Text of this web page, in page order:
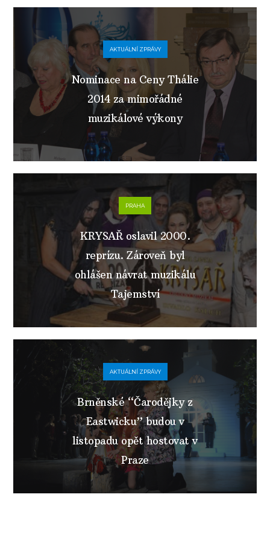
AKTUÁLNÍ ZPRÁVY
Nominace na Ceny Thálie
2014 za mimořádné
muzikálové výkony
PRAHA
KRYSAŘ oslavil 2000.
reprízu. Zároveň byl
ohlášen návrat muzikálu
Tajemství
AKTUÁLNÍ ZPRÁVY
Brněnské “Čarodějky z
Eastwicku” budou v
listopadu opět hostovat v
Praze